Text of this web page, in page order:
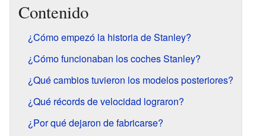
Contenido
¿Cómo empezó la historia de Stanley?
¿Cómo funcionaban los coches Stanley?
¿Qué cambios tuvieron los modelos posteriores?
¿Qué récords de velocidad lograron?
¿Por qué dejaron de fabricarse?